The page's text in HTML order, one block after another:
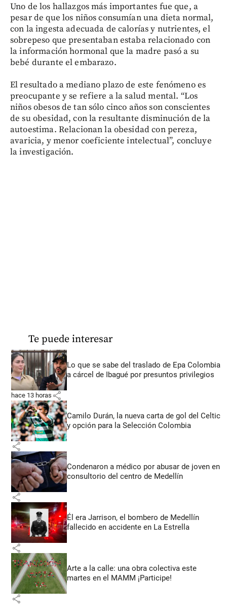
Uno de los hallazgos más importantes fue que, a
pesar de que los niños consumían una dieta normal,
con la ingesta adecuada de calorías y nutrientes, el
sobrepeso que presentaban estaba relacionado con
la información hormonal que la madre pasó a su
bebé durante el embarazo.
El resultado a mediano plazo de este fenómeno es
preocupante y se refiere a la salud mental. “Los
niños obesos de tan sólo cinco años son conscientes
de su obesidad, con la resultante disminución de la
autoestima. Relacionan la obesidad con pereza,
avaricia, y menor coeficiente intelectual”, concluye
la investigación.
Te puede interesar
Lo que se sabe del traslado de Epa Colombia
a cárcel de Ibagué por presuntos privilegios
hace 13 horas share
Camilo Durán, la nueva carta de gol del Celtic
y opción para la Selección Colombia
share
Condenaron a médico por abusar de joven en
consultorio del centro de Medellín
share
Él era Jarrison, el bombero de Medellín
fallecido en accidente en La Estrella
share
Arte a la calle: una obra colectiva este
martes en el MAMM ¡Participe!
share